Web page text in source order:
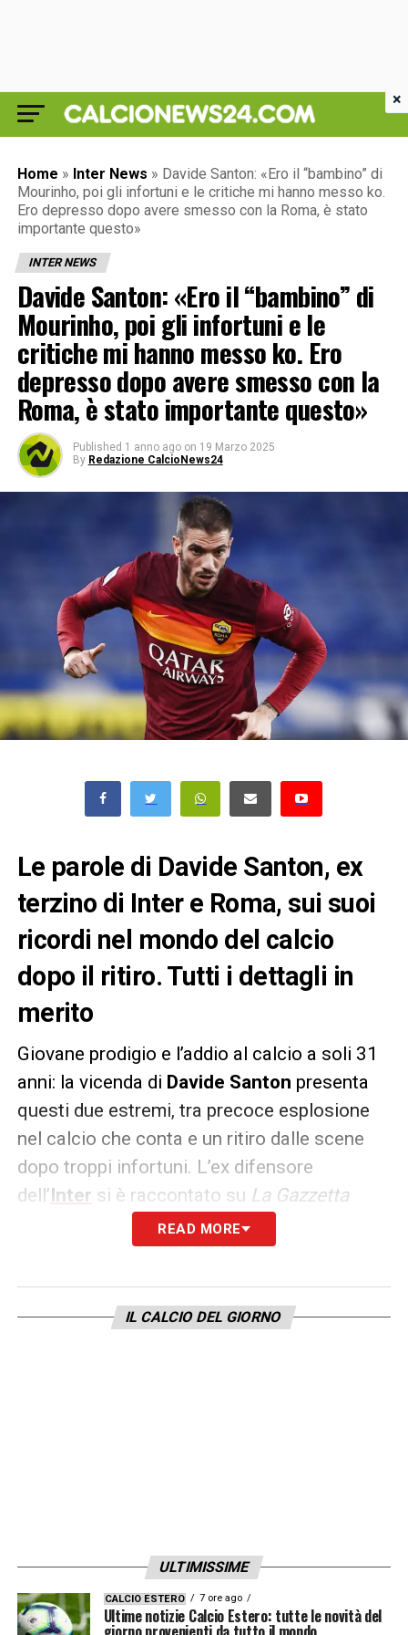
Home » Inter News » Davide Santon: «Ero il “bambino” di
Mourinho, poi gli infortuni e le critiche mi hanno messo ko.
Ero depresso dopo avere smesso con la Roma, è stato
importante questo»
INTER NEWS
Davide Santon: «Ero il “bambino” di
Mourinho, poi gli infortuni e le
critiche mi hanno messo ko. Ero
depresso dopo avere smesso con la
Roma, è stato importante questo»
Published 1 anno ago on 19 Marzo 2025
By Redazione CalcioNews24
Le parole di Davide Santon, ex
terzino di Inter e Roma, sui suoi
ricordi nel mondo del calcio
dopo il ritiro. Tutti i dettagli in
merito
Giovane prodigio e l’addio al calcio a soli 31
anni: la vicenda di Davide Santon presenta
questi due estremi, tra precoce esplosione
nel calcio che conta e un ritiro dalle scene
dopo troppi infortuni. L’ex difensore
dell’Inter si è raccontato su La Gazzetta
pronunciata. Il soprannome mi è rimasto
“sono pronto”, anche se non lo ero. Quando
mi sono rotto il ginocchio la prima volta in
U21, ho accettato di giocare la ripresa
READ MORE
IL CALCIO DEL GIORNO
ULTIMISSIME
CALCIO ESTERO 7 ore ago
Ultime notizie Calcio Estero: tutte le novità del
×